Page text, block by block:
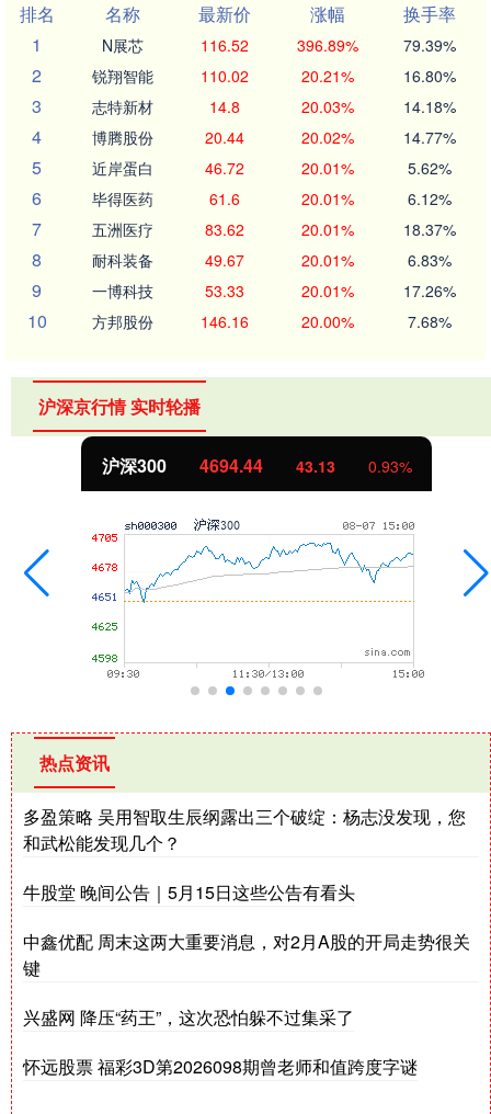
排名
名称 最新价 涨幅
换手率
1
N展芯 116.52 396.89% 79.39%
2 锐翔智能 110.02 20.21% 16.80%
3 志特新材 14.8 20.03% 14.18%
4 博腾股份 20.44 20.02% 14.77%
5 近岸蛋白 46.72 20.01% 5.62%
6 毕得医药 61.6 20.01% 6.12%
7 五洲医疗 83.62 20.01% 18.37%
8 耐科装备 49.67 20.01% 6.83%
9 一博科技 53.33 20.01% 17.26%
10 方邦股份 146.16 20.00% 7.68%
沪深京行情 实时轮播
沪深300 4694.44 43.13 0.93%
热点资讯
多盈策略 吴用智取生辰纲露出三个破绽：杨志没发现，您
和武松能发现几个？
牛股堂 晚间公告｜5月15日这些公告有看头
中鑫优配 周末这两大重要消息，对2月A股的开局走势很关
键
兴盛网 降压“药王”，这次恐怕躲不过集采了
怀远股票 福彩3D第2026098期曾老师和值跨度字谜